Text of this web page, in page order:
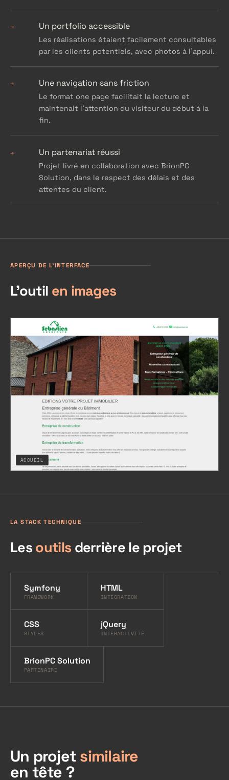
→ Un portfolio accessible
Les réalisations étaient facilement consultables
par les clients potentiels, avec photos à l'appui.
→ Une navigation sans friction
Le format one page facilitait la lecture et
maintenait l'attention du visiteur du début à la
fin.
→ Un partenariat réussi
Projet livré en collaboration avec BrionPC
Solution, dans le respect des délais et des
attentes du client.
APERÇU DE L'INTERFACE
L'outil en images
ACCUEIL
LA STACK TECHNIQUE
Les outils derrière le projet
Symfony
FRAMEWORK
HTML
INTÉGRATION
CSS
STYLES
jQuery
INTERACTIVITÉ
BrionPC Solution
PARTENAIRE
Un projet similaire
en tête ?